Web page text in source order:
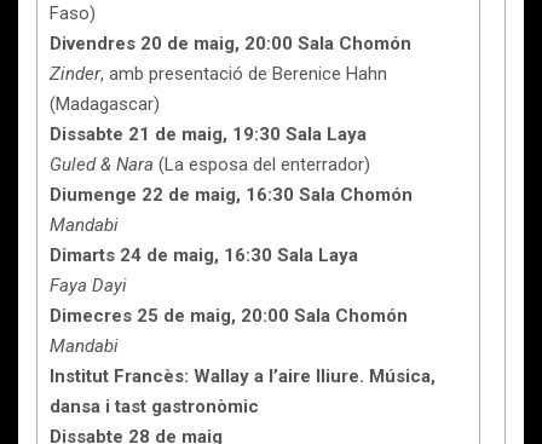
Faso)
Divendres 20 de maig, 20:00 Sala Chomón
Zinder, amb presentació de Berenice Hahn
(Madagascar)
Dissabte 21 de maig, 19:30 Sala Laya
Guled & Nara (La esposa del enterrador)
Diumenge 22 de maig, 16:30 Sala Chomón
Mandabi
Dimarts 24 de maig, 16:30 Sala Laya
Faya Dayi
Dimecres 25 de maig, 20:00 Sala Chomón
Mandabi
Institut Francès: Wallay a l’aire lliure. Música,
dansa i tast gastronòmic
Dissabte 28 de maig